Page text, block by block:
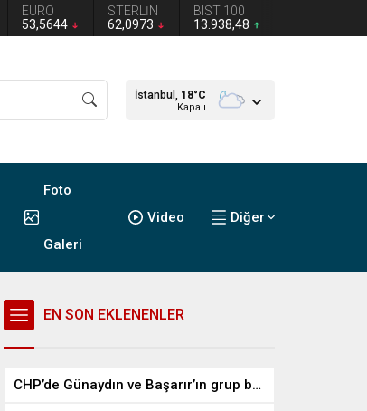
EURO
53,5644
STERLİN
62,0973
BIST 100
13.938,48
İstanbul, 18°C
Kapalı
Foto
Galeri
Video Diğer
EN SON EKLENENLER
CHP’de Günaydın ve Başarır’ın grup başkanvekilliği düştü